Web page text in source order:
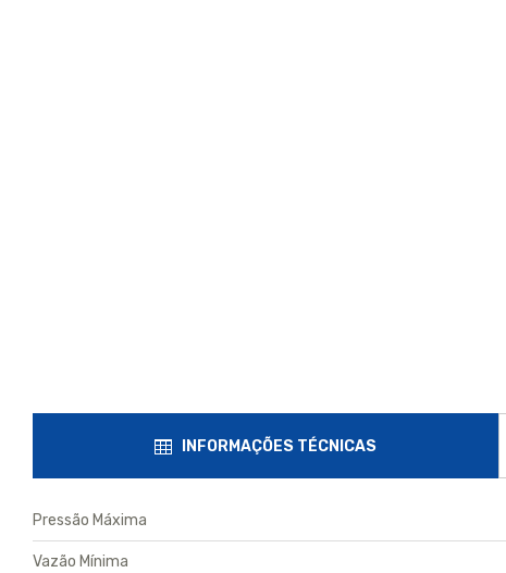
INFORMAÇÕES TÉCNICAS
Pressão Máxima
Vazão Mínima